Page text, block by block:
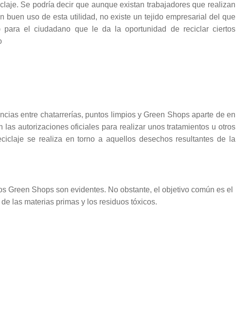
Se podría decir que aunque existan trabajadores que realizan
buen uso de esta utilidad, no existe un tejido empresarial del que
el ciudadano que le da la oportunidad de reciclar ciertos
entre chatarrerías, puntos limpios y Green Shops aparte de en
autorizaciones oficiales para realizar unos tratamientos u otros
se realiza en torno a aquellos desechos resultantes de la
Green Shops son evidentes. No obstante, el objetivo común es el
las materias primas y los residuos tóxicos.